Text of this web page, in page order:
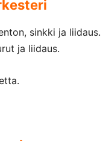
sinkki ja liidaus.
ja liidaus.